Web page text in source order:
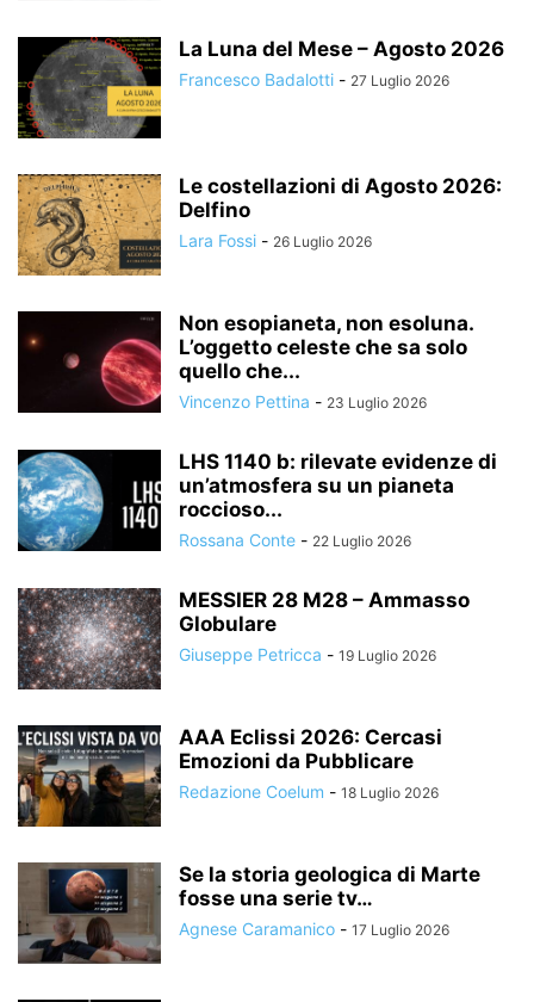
La Luna del Mese – Agosto 2026
Francesco Badalotti - 27 Luglio 2026
Le costellazioni di Agosto 2026:
Delfino
Lara Fossi - 26 Luglio 2026
Non esopianeta, non esoluna.
L’oggetto celeste che sa solo
quello che...
Vincenzo Pettina - 23 Luglio 2026
LHS 1140 b: rilevate evidenze di
un’atmosfera su un pianeta
roccioso...
Rossana Conte - 22 Luglio 2026
MESSIER 28 M28 – Ammasso
Globulare
Giuseppe Petricca - 19 Luglio 2026
AAA Eclissi 2026: Cercasi
Emozioni da Pubblicare
Redazione Coelum - 18 Luglio 2026
Se la storia geologica di Marte
fosse una serie tv…
Agnese Caramanico - 17 Luglio 2026